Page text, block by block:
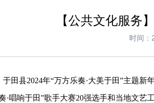
【公共文化服务
时间：
县2024年“万方乐奏·大美于田”主题新
·唱响于田”歌手大赛20强选手和当地文艺